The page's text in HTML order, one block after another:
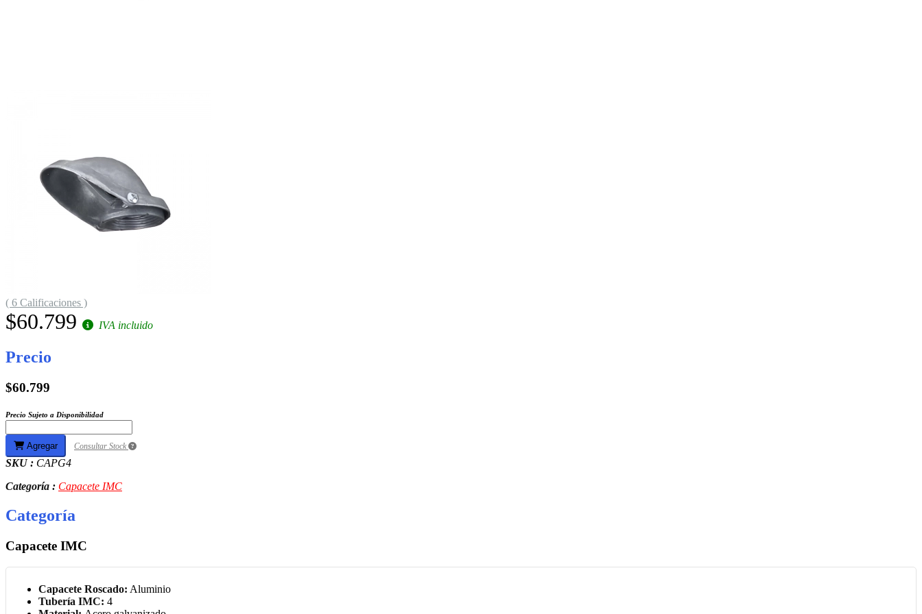
( 6 Calificaciones )
$60.799 IVA incluido
Precio
$60.799
Precio Sujeto a Disponibilidad
Agregar Consultar Stock
SKU : CAPG4
Categoría : Capacete IMC
Categoría
Capacete IMC
Capacete Roscado: Aluminio
Tubería IMC: 4